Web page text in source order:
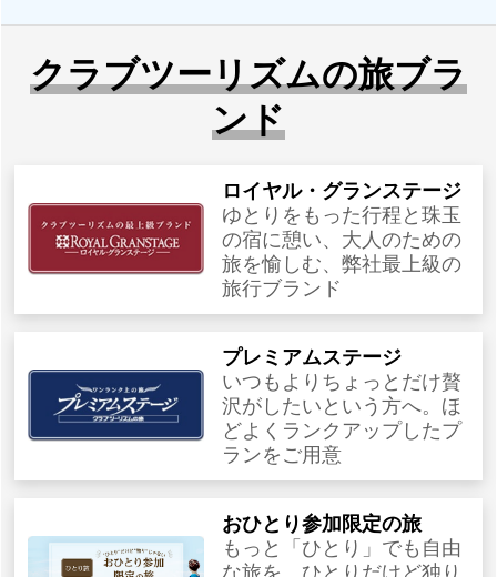
クラブツーリズムの旅ブラ
ンド
ロイヤル・グランステージ
ゆとりをもった行程と珠玉
の宿に憩い、大人のための
旅を愉しむ、弊社最上級の
旅行ブランド
プレミアムステージ
いつもよりちょっとだけ贅
沢がしたいという方へ。ほ
どよくランクアップしたプ
ランをご用意
おひとり参加限定の旅
もっと「ひとり」でも自由
な旅を。ひとりだけど独り